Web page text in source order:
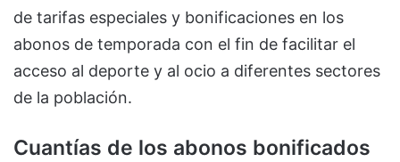
de tarifas especiales y bonificaciones en los
abonos de temporada con el fin de facilitar el
acceso al deporte y al ocio a diferentes sectores
de la población.
Cuantías de los abonos bonificados